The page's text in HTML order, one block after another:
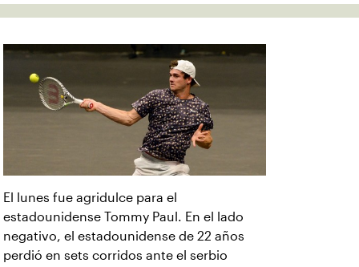
El lunes fue agridulce para el
estadounidense Tommy Paul. En el lado
negativo, el estadounidense de 22 años
perdió en sets corridos ante el serbio